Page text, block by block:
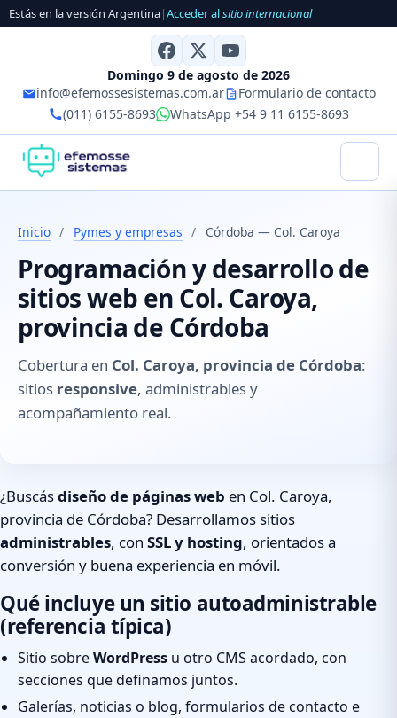
Estás en la versión Argentina|Acceder alsitio internacional
Domingo 9 de agosto de 2026
info@efemossesistemas.com.ar
Formulario de contacto
(011) 6155-8693
WhatsApp +54 9 11 6155-8693
Inicio / Pymes y empresas / Córdoba — Col. Caroya
Programación y desarrollo de
sitios web en Col. Caroya,
provincia de Córdoba
Cobertura en Col. Caroya, provincia de Córdoba:
sitios responsive, administrables y
acompañamiento real.
¿Buscásdiseño de páginas web en Col. Caroya,
provincia de Córdoba? Desarrollamos sitios
administrables, con SSL y hosting, orientados a
conversión y buena experiencia en móvil.
Qué incluye un sitio autoadministrable
(referencia típica)
Sitio sobreWordPress u otro CMS acordado, con
secciones que definamos juntos.
Galerías, noticias o blog, formularios de contacto e